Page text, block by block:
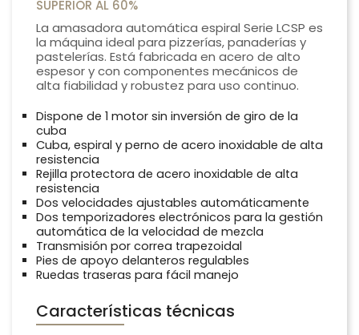
SUPERIOR AL 60%
La amasadora automática espiral Serie LCSP es
la máquina ideal para pizzerías, panaderías y
pastelerías. Está fabricada en acero de alto
espesor y con componentes mecánicos de
alta fiabilidad y robustez para uso continuo.
Dispone de 1 motor sin inversión de giro de la
cuba
Cuba, espiral y perno de acero inoxidable de alta
resistencia
Rejilla protectora de acero inoxidable de alta
resistencia
Dos velocidades ajustables automáticamente
Dos temporizadores electrónicos para la gestión
automática de la velocidad de mezcla
Transmisión por correa trapezoidal
Pies de apoyo delanteros regulables
Ruedas traseras para fácil manejo
Características técnicas